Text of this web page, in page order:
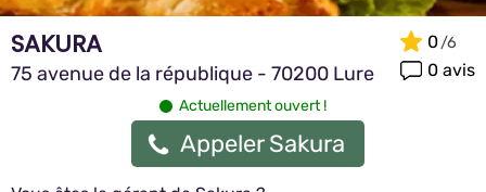
SAKURA
75 avenue de la république - 70200 Lure
0
0 avis
Actuellement ouvert !
Appeler Sakura